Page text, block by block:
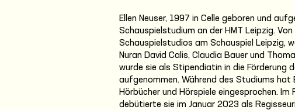
Ellen Neuser, 1997 in Celle geboren und
Schauspielstudium an der HMT Leipzig.
Schauspielstudios am Schauspiel Leipzig,
Nuran David Calis, Claudia Bauer und
wurde sie als Stipendiatin in die
aufgenommen. Während des Studiums hat
Hörbücher und Hörspiele eingesprochen.
debütierte sie im Januar 2023 als